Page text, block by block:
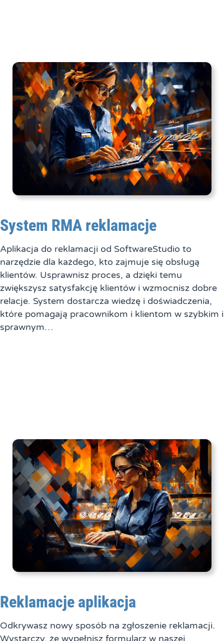
System RMA reklamacje
Aplikacja do reklamacji od SoftwareStudio to
narzędzie dla każdego, kto zajmuje się obsługą
klientów. Usprawnisz proces, a dzięki temu
zwiększysz satysfakcję klientów i wzmocnisz dobre
relacje. System dostarcza wiedzę i doświadczenia,
które pomagają pracownikom i klientom w szybkim i
sprawnym…
Reklamacje aplikacja
Odkrywasz nowy sposób na zgłoszenie reklamacji.
Wystarczy, że wypełnisz formularz w naszej